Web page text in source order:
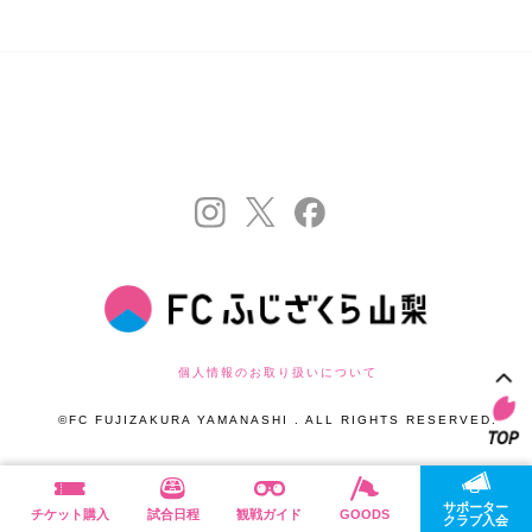
個人情報のお取り扱いについて
©FC FUJIZAKURA YAMANASHI . ALL RIGHTS RESERVED.
チケット購入 試合日程 観戦ガイド GOODS
サポーター
クラブ入会